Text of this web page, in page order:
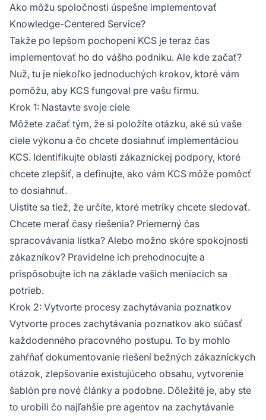
Ako môžu spoločnosti úspešne implementovať
Knowledge-Centered Service?
Takže po lepšom pochopení KCS je teraz čas
implementovať ho do vášho podniku. Ale kde začať?
Nuž, tu je niekoľko jednoduchých krokov, ktoré vám
pomôžu, aby KCS fungoval pre vašu firmu.
Krok 1: Nastavte svoje ciele
Môžete začať tým, že si položíte otázku, aké sú vaše
ciele výkonu a čo chcete dosiahnuť implementáciou
KCS. Identifikujte oblasti zákazníckej podpory, ktoré
chcete zlepšiť, a definujte, ako vám KCS môže pomôcť
to dosiahnuť.
Uistite sa tiež, že určíte, ktoré metriky chcete sledovať.
Chcete merať časy riešenia? Priemerný čas
spracovávania lístka? Alebo možno skóre spokojnosti
zákazníkov? Pravidelne ich prehodnocujte a
prispôsobujte ich na základe vašich meniacich sa
potrieb.
Krok 2: Vytvorte procesy zachytávania poznatkov
Vytvorte proces zachytávania poznatkov ako súčasť
každodenného pracovného postupu. To by mohlo
zahŕňať dokumentovanie riešení bežných zákazníckych
otázok, zlepšovanie existujúceho obsahu, vytvorenie
šablón pre nové články a podobne. Dôležité je, aby ste
to urobili čo najľahšie pre agentov na zachytávanie